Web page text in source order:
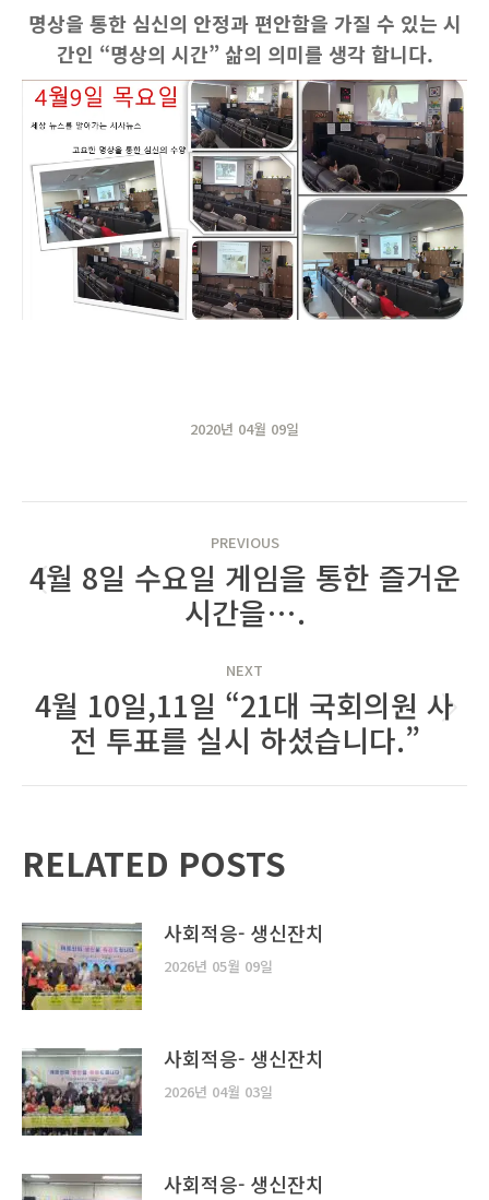
명상을 통한 심신의 안정과 편안함을 가질 수 있는 시
간인 “명상의 시간” 삶의 의미를 생각 합니다.
2020년 04월 09일
NAVIGATION
PREVIOUS
Previous
post:
4월 8일 수요일 게임을 통한 즐거운
시간을….
NEXT
Next
post:
4월 10일,11일 “21대 국회의원 사
전 투표를 실시 하셨습니다.”
RELATED POSTS
사회적응- 생신잔치
2026년 05월 09일
사회적응- 생신잔치
2026년 04월 03일
사회적응- 생신잔치